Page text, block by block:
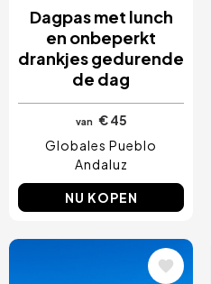
Dagpas met lunch
en onbeperkt
drankjes gedurende
de dag
van € 45
Globales Pueblo
Andaluz
NU KOPEN